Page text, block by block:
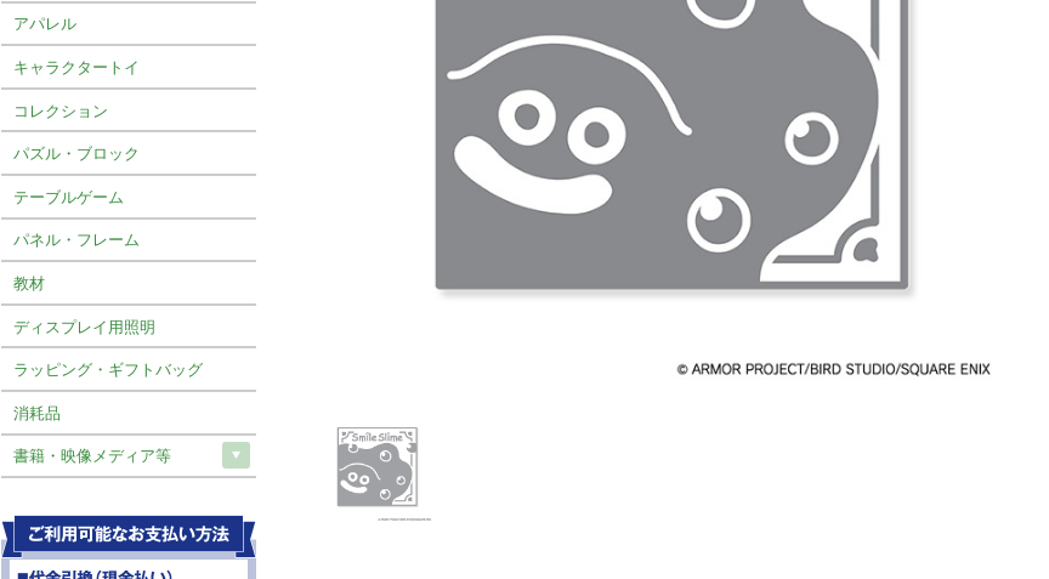
アパレル
キャラクタートイ
コレクション
パズル・ブロック
テーブルゲーム
パネル・フレーム
教材
ディスプレイ用照明
ラッピング・ギフトバッグ
消耗品
書籍・映像メディア等